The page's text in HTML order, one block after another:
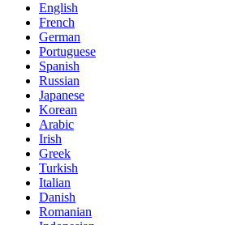
English
French
German
Portuguese
Spanish
Russian
Japanese
Korean
Arabic
Irish
Greek
Turkish
Italian
Danish
Romanian